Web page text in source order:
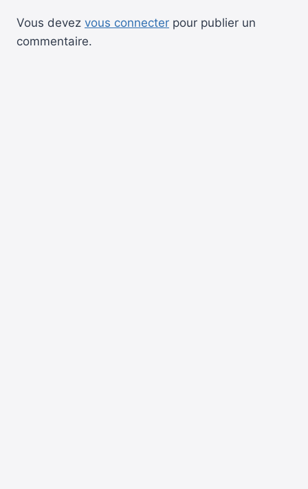
Vous devez vous connecter pour publier un
commentaire.